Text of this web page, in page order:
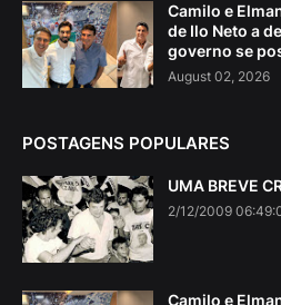
Camilo e
de Ilo Neto a
governo se
August 02, 2026
POSTAGENS POPULARES
UMA BREVE
2/12/2009
Camilo e